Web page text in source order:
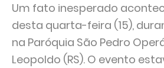
Um fato inesperado
desta quarta-feira (15),
na Paróquia São Pedro
Leopoldo (RS). O evento